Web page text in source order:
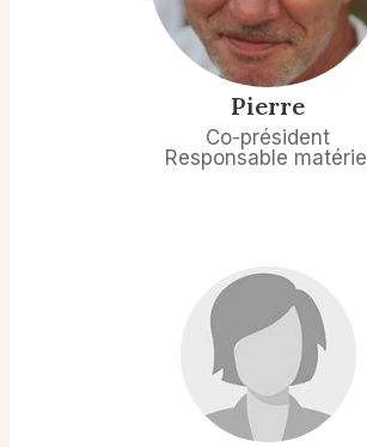
Pierre
Co-président
Responsable matériel